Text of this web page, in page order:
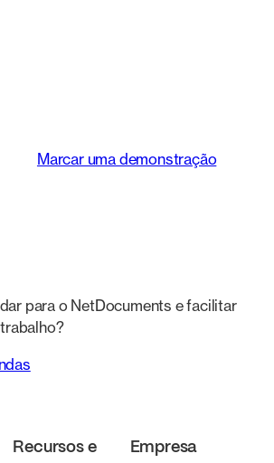
Marcar uma demonstração
para o NetDocuments e facilitar
Recursos e
Empresa